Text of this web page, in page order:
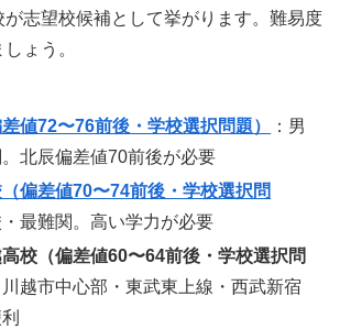
志望校候補として挙がります。難易度
ょう。
値72〜76前後・学校選択問題）
：男
北辰偏差値70前後が必要
偏差値70〜74前後・学校選択問
・最難関。高い学力が必要
校（偏差値60〜64前後・学校選択問
川越市中心部・東武東上線・西武新宿